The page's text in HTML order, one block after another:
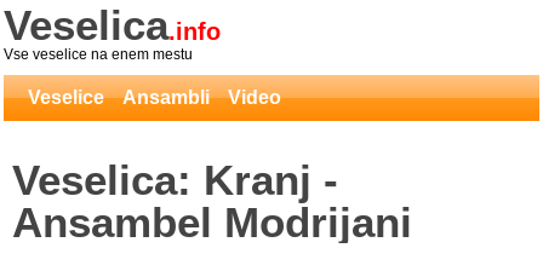
Veselica.info
Vse veselice na enem mestu
Veselice Ansambli Video
Veselica: Kranj -
Ansambel Modrijani